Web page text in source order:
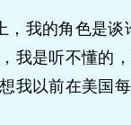
我的角色是
我是听不懂的
我以前在美国每